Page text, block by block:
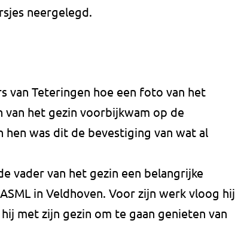
neergelegd.
van Teteringen hoe een foto van het
het gezin voorbijkwam op de
hen was dit de bevestiging van wat al
vader van het gezin een belangrijke
in Veldhoven. Voor zijn werk vloog hij
hij met zijn gezin om te gaan genieten van